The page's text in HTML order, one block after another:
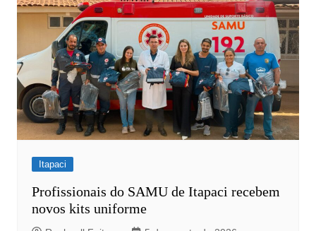
Itapaci
Profissionais do SAMU de Itapaci recebem
novos kits uniforme